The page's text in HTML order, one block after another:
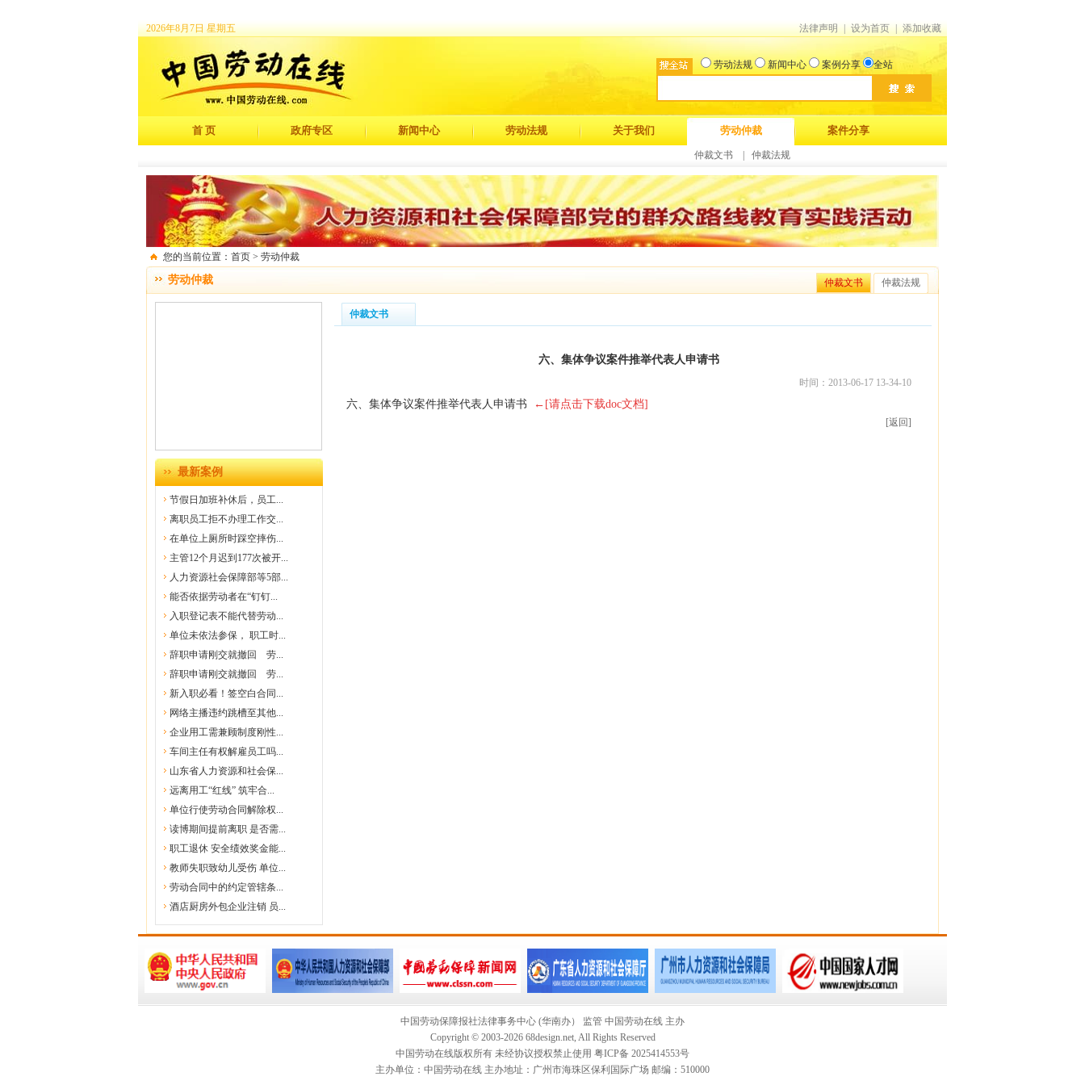
2026年8月7日 星期五 法律声明 | 设为首页 | 添加收藏
劳动法规 新闻中心 案例分享 全站
首 页 政府专区 新闻中心 劳动法规 关于我们 劳动仲裁 案件分享
仲裁文书 仲裁法规
您的当前位置：首页 > 劳动仲裁
劳动仲裁 仲裁文书 仲裁法规
最新案例
节假日加班补休后，员工...
离职员工拒不办理工作交...
在单位上厕所时踩空摔伤...
主管12个月迟到177次被开...
人力资源社会保障部等5部...
能否依据劳动者在“钉钉...
入职登记表不能代替劳动...
单位未依法参保， 职工时...
辞职申请刚交就撤回 劳...
辞职申请刚交就撤回 劳...
新入职必看！签空白合同...
网络主播违约跳槽至其他...
企业用工需兼顾制度刚性...
车间主任有权解雇员工吗...
山东省人力资源和社会保...
远离用工“红线” 筑牢合...
单位行使劳动合同解除权...
读博期间提前离职 是否需...
职工退休 安全绩效奖金能...
教师失职致幼儿受伤 单位...
劳动合同中的约定管辖条...
酒店厨房外包企业注销 员...
仲裁文书
六、集体争议案件推举代表人申请书
时间：2013-06-17 13-34-10
六、集体争议案件推举代表人申请书 ← [请点击下载doc文档]
[返回]
中国劳动保障报社法律事务中心 (华南办） 监管 中国劳动在线 主办
Copyright © 2003-2026 68design.net, All Rights Reserved
中国劳动在线版权所有 未经协议授权禁止使用 粤ICP备 2025414553号
主办单位：中国劳动在线 主办地址：广州市海珠区保利国际广场 邮编：510000